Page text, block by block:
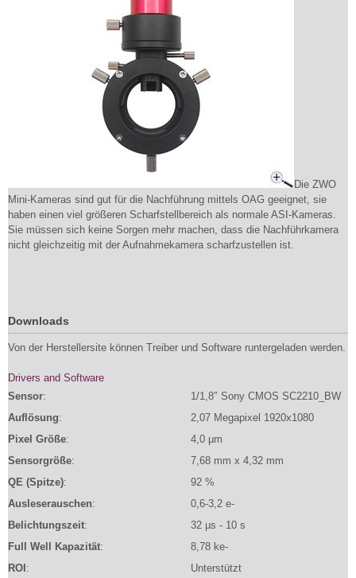
Die ZWO
Mini-Kameras sind gut für die Nachführung mittels OAG geeignet, sie
haben einen viel größeren Scharfstellbereich als normale ASI-Kameras.
Sie müssen sich keine Sorgen mehr machen, dass die Nachführkamera
nicht gleichzeitig mit der Aufnahmekamera scharfzustellen ist.
Downloads
Von der Herstellersite können Treiber und Software runtergeladen werden.
Drivers and Software
Sensor:
1/1,8″ Sony CMOS SC2210_BW
Auflösung:
2,07 Megapixel 1920x1080
Pixel Größe:
4,0 µm
Sensorgröße:
7,68 mm x 4,32 mm
QE (Spitze):
92 %
Ausleserauschen:
0,6-3,2 e-
Belichtungszeit:
32 µs - 10 s
Full Well Kapazität:
8,78 ke-
ROI :
Unterstützt